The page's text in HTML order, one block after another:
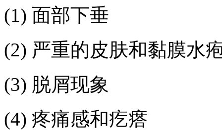
(1) 面部下垂
(2) 严重的皮肤和黏膜水
(3) 脱屑现象
(4) 疼痛感和疙瘩